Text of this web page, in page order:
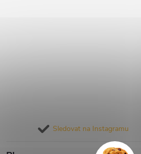
Sledovat na Instagramu